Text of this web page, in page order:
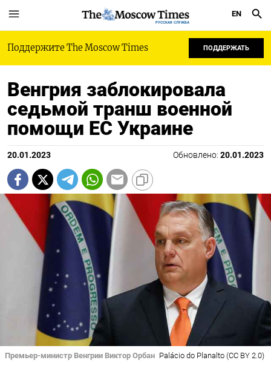
РУССКАЯ СЛУЖБА
EN
Поддержите The Moscow Times ПОДДЕРЖАТЬ
Венгрия заблокировала
седьмой транш военной
помощи ЕС Украине
20.01.2023 Обновлено: 20.01.2023
Премьер-министр Венгрии Виктор Орбан Palácio do Planalto (CC BY 2.0)